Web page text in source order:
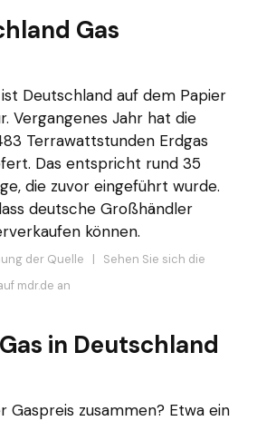
Gas
Deutschland auf dem Papier
Vergangenes Jahr hat die
Terrawattstunden Erdgas
Das entspricht rund 35
die zuvor eingeführt wurde.
deutsche Großhändler
können.
der Quelle | Sehen Sie sich die
mdr.de an
in Deutschland
Gaspreis zusammen? Etwa ein